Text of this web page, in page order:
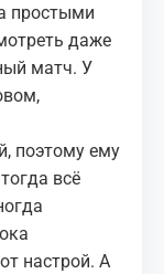
простыми
даже
матч. У
поэтому ему
всё
настрой. А